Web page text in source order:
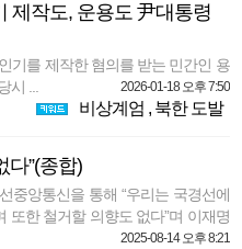
제작도, 운용도 尹대통령
기를 제작한 혐의를 받는 민간인 용
...
2026-01-18 오후 7:50
비상계엄 , 북한 도발
다”(종합)
중앙통신을 통해 “우리는 국경선에
또한 철거할 의향도 없다”며 이재명
2025-08-14 오후 8:21